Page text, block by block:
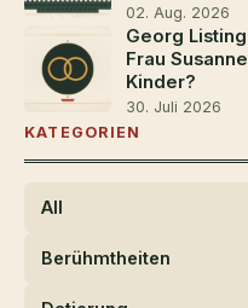
02. Aug. 2026
Georg
Frau
Kinder?
30. Juli 2026
KATEGORIEN
All
Berühmtheiten